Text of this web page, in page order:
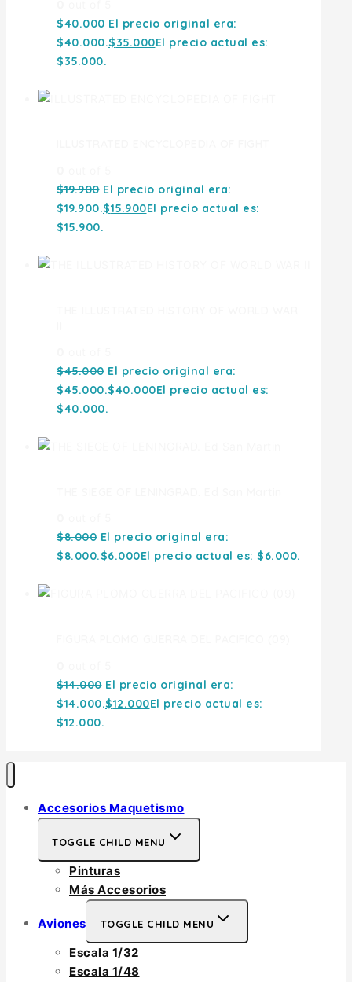
$40.000 El precio original era:
$40.000.$35.000El precio actual es:
$35.000.
$19.900 El precio original era:
$19.900.$15.900El precio actual es:
$15.900.
$45.000 El precio original era:
$45.000.$40.000El precio actual es:
$40.000.
$8.000 El precio original era:
$8.000.$6.000El precio actual es: $6.000.
$14.000 El precio original era:
$14.000.$12.000El precio actual es:
$12.000.
Accesorios Maquetismo
TOGGLE CHILD MENU
Pinturas
Más Accesorios
Aviones TOGGLE CHILD MENU
Escala 1/32
Escala 1/48